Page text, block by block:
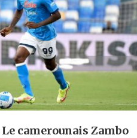
camerounais Zambo